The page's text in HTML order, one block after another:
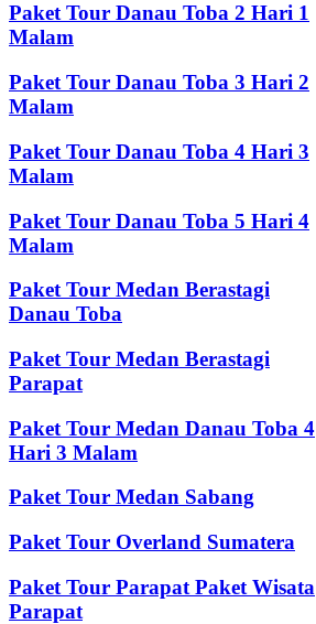
Paket Tour Danau Toba 2 Hari 1
Malam
Paket Tour Danau Toba 3 Hari 2
Malam
Paket Tour Danau Toba 4 Hari 3
Malam
Paket Tour Danau Toba 5 Hari 4
Malam
Paket Tour Medan Berastagi
Danau Toba
Paket Tour Medan Berastagi
Parapat
Paket Tour Medan Danau Toba 4
Hari 3 Malam
Paket Tour Medan Sabang
Paket Tour Overland Sumatera
Paket Tour Parapat Paket Wisata
Parapat